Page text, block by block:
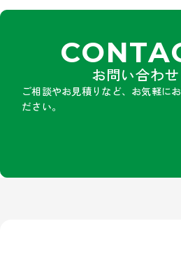
お問い合わせ
ご相談やお見積りなど、お気軽に
ださい。